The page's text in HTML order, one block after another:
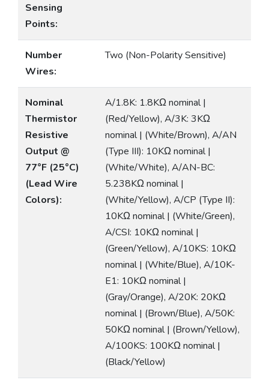
Sensing
Points:
Number
Wires:
Two (Non-Polarity Sensitive)
Nominal
Thermistor
Resistive
Output @
77°F (25°C)
(Lead Wire
Colors):
A/1.8K: 1.8KΩ nominal |
(Red/Yellow), A/3K: 3KΩ
nominal | (White/Brown), A/AN
(Type III): 10KΩ nominal |
(White/White), A/AN-BC:
5.238KΩ nominal |
(White/Yellow), A/CP (Type II):
10KΩ nominal | (White/Green),
A/CSI: 10KΩ nominal |
(Green/Yellow), A/10KS: 10KΩ
nominal | (White/Blue), A/10K-
E1: 10KΩ nominal |
(Gray/Orange), A/20K: 20KΩ
nominal | (Brown/Blue), A/50K:
50KΩ nominal | (Brown/Yellow),
A/100KS: 100KΩ nominal |
(Black/Yellow)